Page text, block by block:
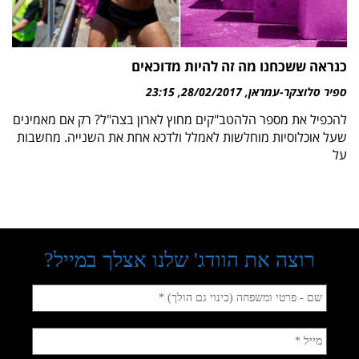
כנראה ששכחנו מה זה להיות מדוכאים
ספיר סלוצקר-עמראן 28/02/2017
23:15
להכפיל את מספר הלהטב"קים מחוץ לארון בצה"ל? רק אם מאמינים
שעל אוכלוסיות מוחלשות לאמלל ולדכא אחת את השנייה. מחשבות
על